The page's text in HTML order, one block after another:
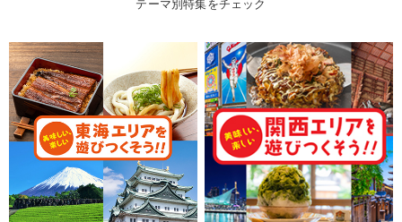
テーマ別特集をチェック